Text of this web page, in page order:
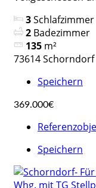
3Schlafzimmer
2 Badezimmer
135 m²
73614 Schorndorf
Speichern
369.000€
Speichern